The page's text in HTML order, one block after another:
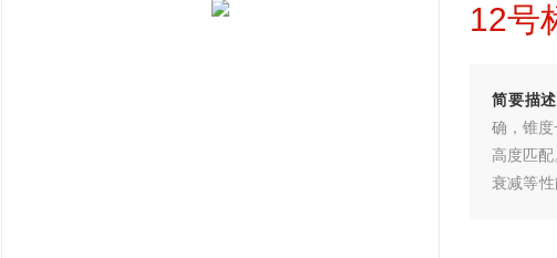
12号
简要描述
确，锥
高度匹
衰减等